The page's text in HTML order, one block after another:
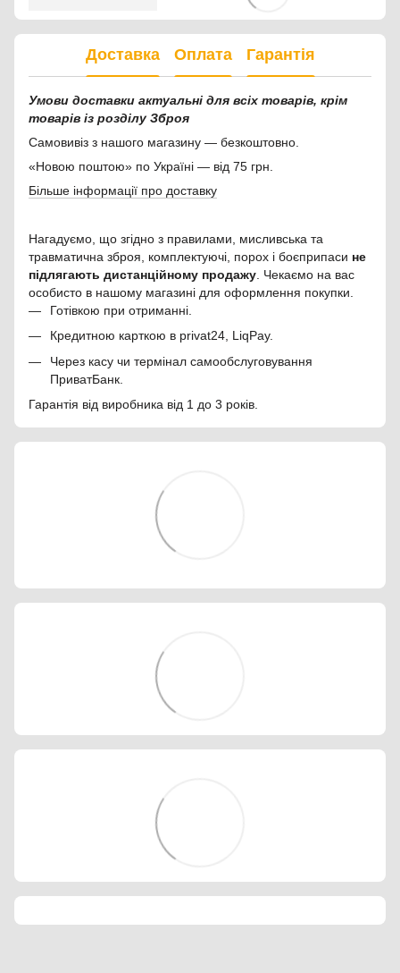
Доставка Оплата Гарантія
Умови доставки актуальні для всіх товарів, крім
товарів із розділу Зброя
Самовивіз з нашого магазину — безкоштовно.
«Новою поштою» по Україні — від 75 грн.
Більше інформації про доставку
Нагадуємо, що згідно з правилами, мисливська та
травматична зброя, комплектуючі, порох і боєприпаси не
підлягають дистанційному продажу . Чекаємо на вас
особисто в нашому магазині для оформлення покупки.
Готівкою при отриманні.
Кредитною карткою в privat24, LiqPay.
Через касу чи термінал самообслуговування
ПриватБанк.
Гарантія від виробника від 1 до 3 років.